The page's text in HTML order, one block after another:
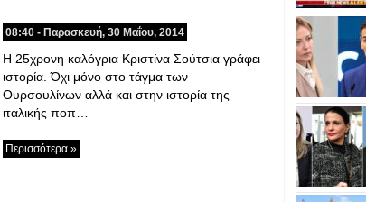
08:40 - Παρασκευή, 30 Μαΐου, 2014
H 25χρονη καλόγρια Κριστίνα Σούτσια γράφει
ιστορία. Όχι μόνο στο τάγμα των
Ουρσουλίνων αλλά και στην ιστορία της
ιταλικής ποπ…
Περισσότερα »